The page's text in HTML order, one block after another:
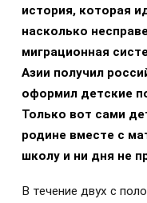
история, которая
насколько
миграционная
Азии получил
оформил детские
Только вот сами
родине вместе с
школу и ни дня не
В течение двух с